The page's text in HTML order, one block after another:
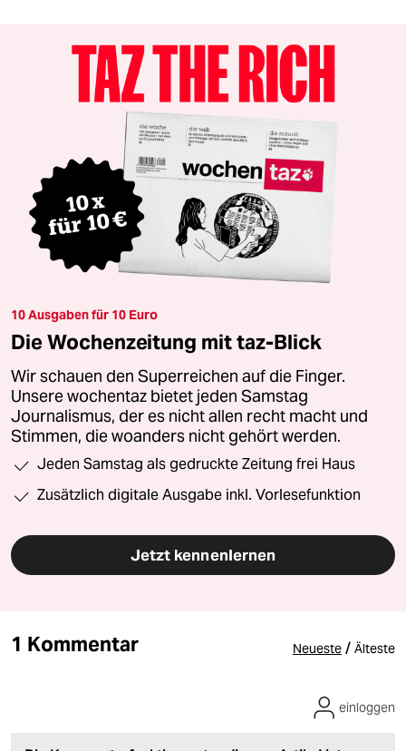
10 Ausgaben für 10 Euro
Die Wochenzeitung mit taz-Blick
Wir schauen den Superreichen auf die Finger.
Unsere wochentaz bietet jeden Samstag
Journalismus, der es nicht allen recht macht und
Stimmen, die woanders nicht gehört werden.
Jeden Samstag als gedruckte Zeitung frei Haus
Zusätzlich digitale Ausgabe inkl. Vorlesefunktion
Jetzt kennenlernen
1 Kommentar Neueste / Älteste
einloggen